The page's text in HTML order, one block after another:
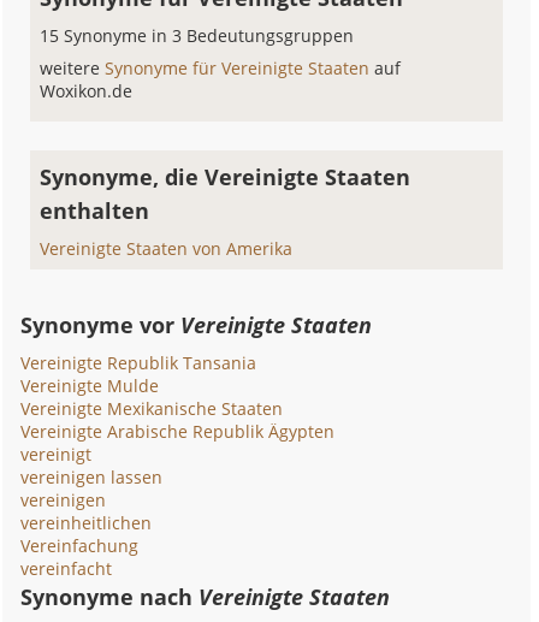
15 Synonyme in 3 Bedeutungsgruppen
weitereSynonyme für Vereinigte Staatenauf
Woxikon.de
Synonyme, die Vereinigte Staaten
enthalten
Vereinigte Staaten von Amerika
Synonyme vor Vereinigte Staaten
Vereinigte Republik Tansania
Vereinigte Mulde
Vereinigte Mexikanische Staaten
Vereinigte Arabische Republik Ägypten
vereinigt
vereinigen lassen
vereinigen
vereinheitlichen
Vereinfachung
vereinfacht
Synonyme nach Vereinigte Staaten